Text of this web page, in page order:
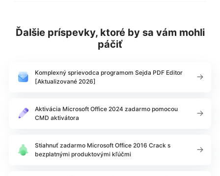
Ďalšie príspevky, ktoré by sa vám mohli
páčiť
Komplexný sprievodca programom Sejda PDF Editor
[Aktualizované 2026]
Aktivácia Microsoft Office 2024 zadarmo pomocou
CMD aktivátora
Stiahnuť zadarmo Microsoft Office 2016 Crack s
bezplatnými produktovými kľúčmi